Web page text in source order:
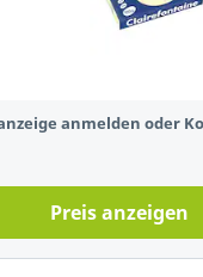
anmelden oder
Preis anzeigen